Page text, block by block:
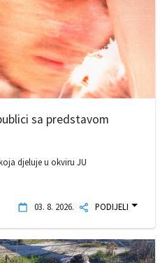
sa predstavom
djeluje u okviru JU
03. 8. 2026. PODIJELI